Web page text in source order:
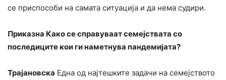
се приспособи на самата ситуација и да нема судири.
Приказна Какосе справуваат семејствата со
последиците кои ги наметнува пандемијата?
Трајановска Една од најтешките задачи на семејството